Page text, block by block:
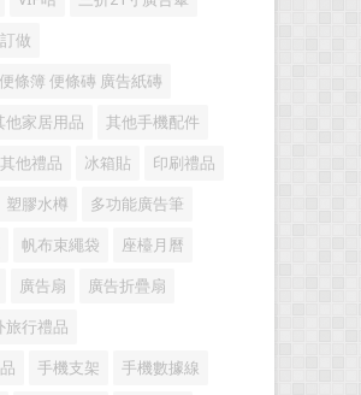
做
條簿 便條磚 廣告紙磚
他家居用品 其他手機配件
其他禮品 冰箱貼 印刷禮品
塑膠水樽 多功能廣告筆
帆布束繩袋 座檯月曆
廣告扇 廣告折疊扇
旅行禮品
手機支架 手機數據線